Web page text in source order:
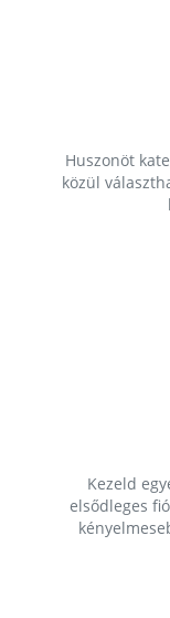
Huszonöt
közül
Kezeld
elsődleges